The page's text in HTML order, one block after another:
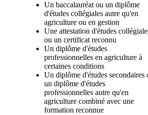
Un baccalauréat ou un diplôme
d'études collégiales autre qu'en
agriculture ou en gestion
Une attestation d'études
ou un certificat reconnu
Un diplôme d'études
professionnelles en agriculture à
certaines conditions
Un diplôme d'études secondaires
un diplôme d'études
professionnelles autre qu'en
agriculture combiné avec une
formation reconnue